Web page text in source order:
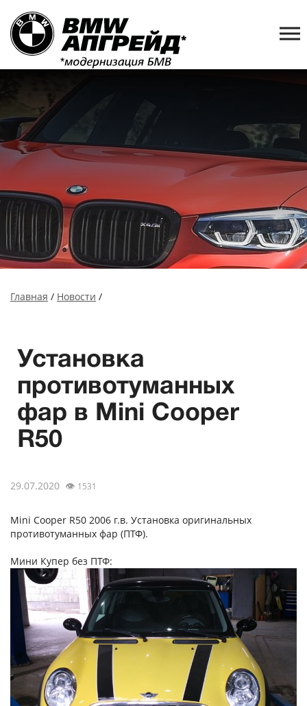
Главная / Новости /
Установка
противотуманных
фар в Mini Cooper
R50
29.07.2020 👁 1531
Mini Cooper R50 2006 г.в. Установка оригинальных
противотуманных фар (ПТФ).
Мини Купер без ПТФ: